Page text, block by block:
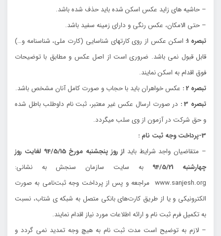
– حاشيه هاي زايد عكس اسكن شده بايد حذف شده باشد.
– حتي الامكان، عكس رنگي و داراي زمينه سفيد باشد.
تبصره 1:
اسكن عكس از روي كارتهاي شناسايي (كارت ملي، شناسنامه و…)
قابل قبول نمي باشد. ضروري است از اصل عكس و مطابق با توضيحات
فوق اقدام به اسكن نمايند.
تبصره 2 :
عكس خواهران بايد با حجاب و صورت كامل آنان مشخص باشد.
تبصره 3 :
در صورت ارسال عكس غير معتبر، ثبت نام داوطلب باطل شده
و حق شركت در آزمون از وي سلب ميگردد.
3-پرداخت وجه ثبت نام :
– متقاضيان واجد شرايط بايد
از روز پنجشنبه مورخ 94/5/15 لغايت روز
چهارشنبه 94/5/21
به سايت سازمان سنجش به نشاني:
www.sanjesh.org مراجعه و پس از پرداخت وجه ثبت‌نامي به صورت
الكترونيكي و يا از طريق كارت‌هاي بانكي متصل به شبكه ي شتاب، نسبت
به تكميل فرم ثبت نام و ارائه اطلاعات مورد نياز اقدام نمايند.
– لازم به توضيح است مدت ثبت نام به هيچ وجه تمديد نمي گردد و